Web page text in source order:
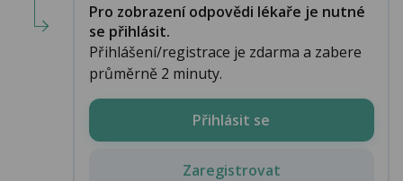
Pro zobrazení odpovědi lékaře je nutné
se přihlásit.
Přihlášení/registrace je zdarma a zabere
průměrně 2 minuty.
Přihlásit se
Zaregistrovat